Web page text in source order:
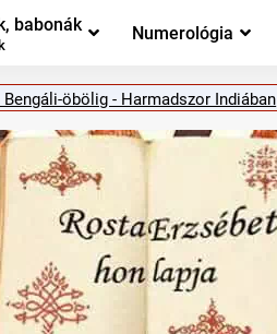
babonák Numerológia
öbölig - Harmadszor Indiában